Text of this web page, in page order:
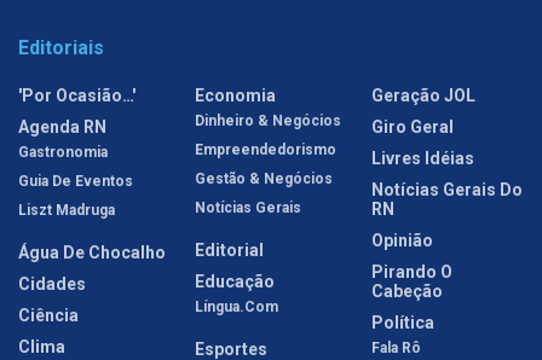
Editoriais
'Por Ocasião…'
Agenda RN
Gastronomia
Guia De Eventos
Liszt Madruga
Água De Chocalho
Cidades
Ciência
Clima
Economia
Dinheiro & Negócios
Empreendedorismo
Gestão & Negócios
Notícias Gerais
Editorial
Educação
Língua.com
Esportes
Geração JOL
Giro Geral
Livres Idéias
Notícias Gerais Do
RN
Opinião
Pirando O
Cabeção
Política
Fala Rô